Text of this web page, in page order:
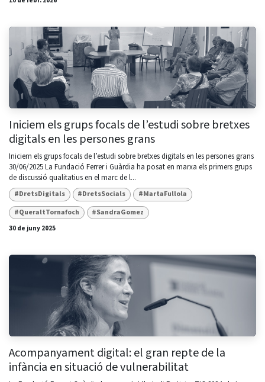
Iniciem els grups focals de l’estudi sobre bretxes
digitals en les persones grans
Iniciem els grups focals de l’estudi sobre bretxes digitals en les persones grans ​
30/06/2025 La Fundació Ferrer i Guàrdia ha posat en marxa els primers grups
de discussió qualitatius en el marc de l...
#DretsDigitals #DretsSocials
#MartaFullola
#QueraltTornafoch
#SandraGomez
30 de juny 2025
Acompanyament digital: el gran repte de la
infància en situació de vulnerabilitat